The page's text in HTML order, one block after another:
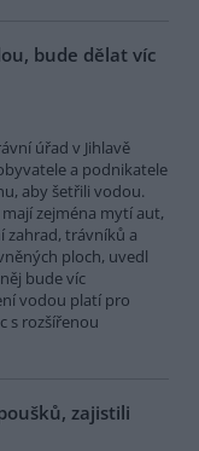
bude dělat víc
úřad v Jihlavě
a podnikatele
aby šetřili vodou.
zejména mytí aut,
zahrad, trávníků a
ploch, uvedl
bude víc
vodou platí pro
s rozšířenou
zajistili